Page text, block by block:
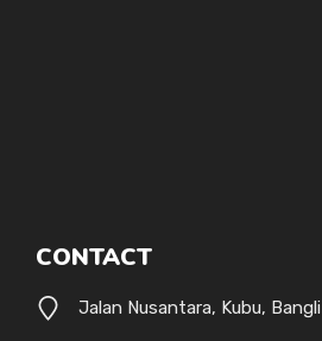
CONTACT
Jalan Nusantara, Kubu, Bangli